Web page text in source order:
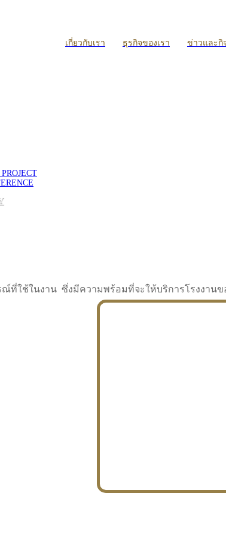
เกี่ยวกับเรา ธุรกิจของเรา ข่าวและกิ
ที่ใช้ในงาน ซึ่งมีความพร้อมที่จะให้บริการโรงงานข